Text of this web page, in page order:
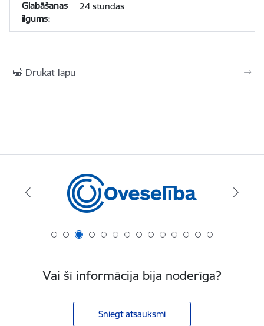
24 stundas
Drukāt lapu
Vai šī informācija bija noderīga?
Sniegt atsauksmi